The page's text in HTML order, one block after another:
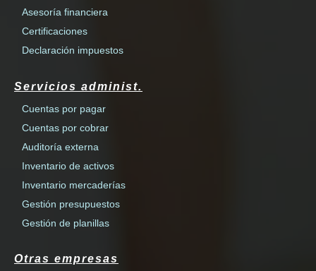
Asesoría financiera
Certificaciones
Declaración impuestos
Servicios administ.
Cuentas por pagar
Cuentas por cobrar
Auditoría externa
Inventario de activos
Inventario mercaderías
Gestión presupuestos
Gestión de planillas
Otras empresas